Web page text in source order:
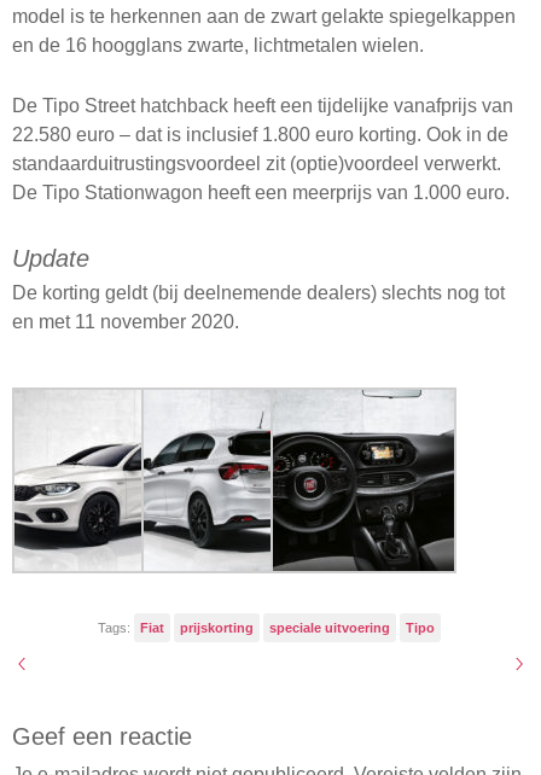
model is te herkennen aan de zwart gelakte spiegelkappen
en de 16 hoogglans zwarte, lichtmetalen wielen.
De Tipo Street hatchback heeft een tijdelijke vanafprijs van
22.580 euro – dat is inclusief 1.800 euro korting. Ook in de
standaarduitrustingsvoordeel zit (optie)voordeel verwerkt.
De Tipo Stationwagon heeft een meerprijs van 1.000 euro.
Update
De korting geldt (bij deelnemende dealers) slechts nog tot
en met 11 november 2020.
Tags: Fiat prijskorting speciale uitvoering Tipo
Geef een reactie